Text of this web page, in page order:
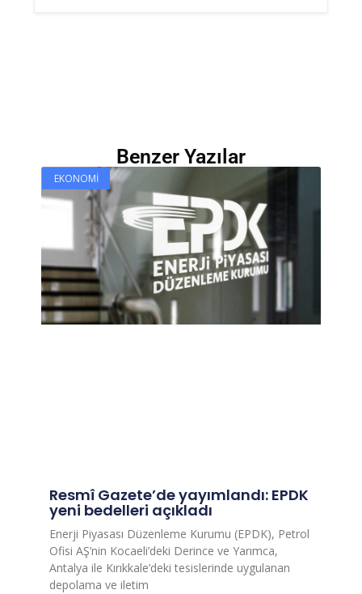
Benzer Yazılar
EKONOMI
Resmî Gazete’de yayımlandı: EPDK
yeni bedelleri açıkladı
Enerji Piyasası Düzenleme Kurumu (EPDK), Petrol
Ofisi AŞ’nin Kocaeli’deki Derince ve Yarımca,
Antalya ile Kırıkkale’deki tesislerinde uygulanan
depolama ve iletim